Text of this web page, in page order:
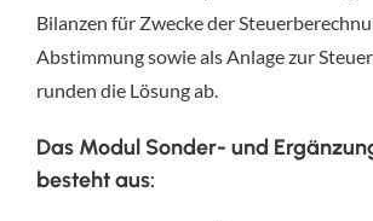
Bilanzen für Zwecke der
Abstimmung sowie als Anlage zur
runden die Lösung ab.
Das Modul Sonder- und
besteht aus: